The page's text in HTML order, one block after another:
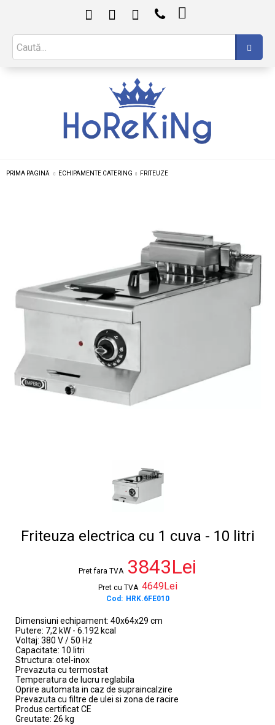

PRIMA PAGINĂ ECHIPAMENTE CATERING FRITEUZE
Friteuza electrica cu 1 cuva - 10 litri
Pret fara TVA 3843Lei
Pret cu TVA 4649Lei
Cod: HRK.6FE010
Dimensiuni echipament: 40x64x29 cm
Putere: 7,2 kW - 6.192 kcal
Voltaj: 380 V / 50 Hz
Capacitate: 10 litri
Structura: otel-inox
Prevazuta cu termostat
Temperatura de lucru reglabila
Oprire automata in caz de supraincalzire
Prevazuta cu filtre de ulei si zona de racire
Produs certificat CE
Greutate: 26 kg